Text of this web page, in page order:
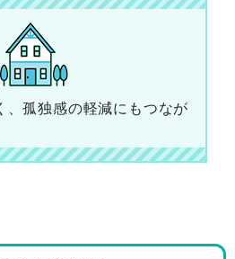
、孤独感の軽減にもつなが